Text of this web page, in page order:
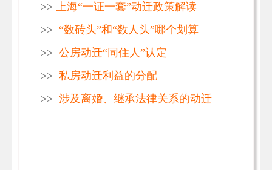
>> 上海“一证一套”动迁政策解读
>> “数砖头”和“数人头”哪个划算
>> 公房动迁“同住人”认定
>> 私房动迁利益的分配
>> 涉及离婚、继承法律关系的动迁